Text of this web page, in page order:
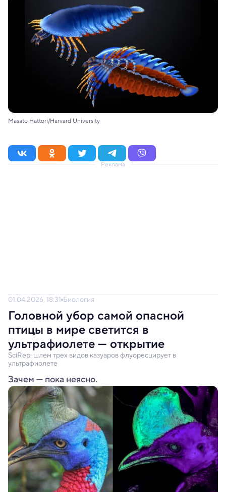
Masato Hattori/Harvard University
Реклама
01.04.2026, 18:31 Биология
Головной убор самой опасной
птицы в мире светится в
ультрафиолете — открытие
SciRep: шлем трех видов казуаров флуоресцирует в
ультрафиолете
Зачем — пока неясно.